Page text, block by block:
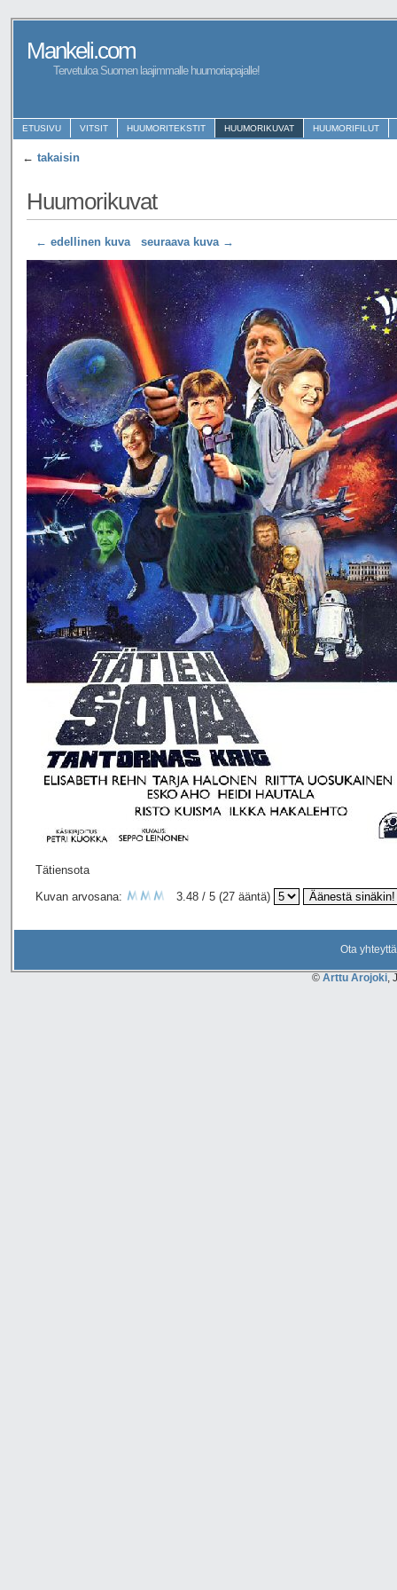
Mankeli.com
Tervetuloa Suomen laajimmalle huumoriapajalle!
ETUSIVU VITSIT HUUMORITEKSTIT HUUMORIKUVAT HUUMORIFILUT
← takaisin
Huumorikuvat
← edellinen kuva seuraava kuva →
Tätiensota
Kuvan arvosana:
3.48 / 5 (27 ääntä)
Ota
© Arttu Arojoki ,